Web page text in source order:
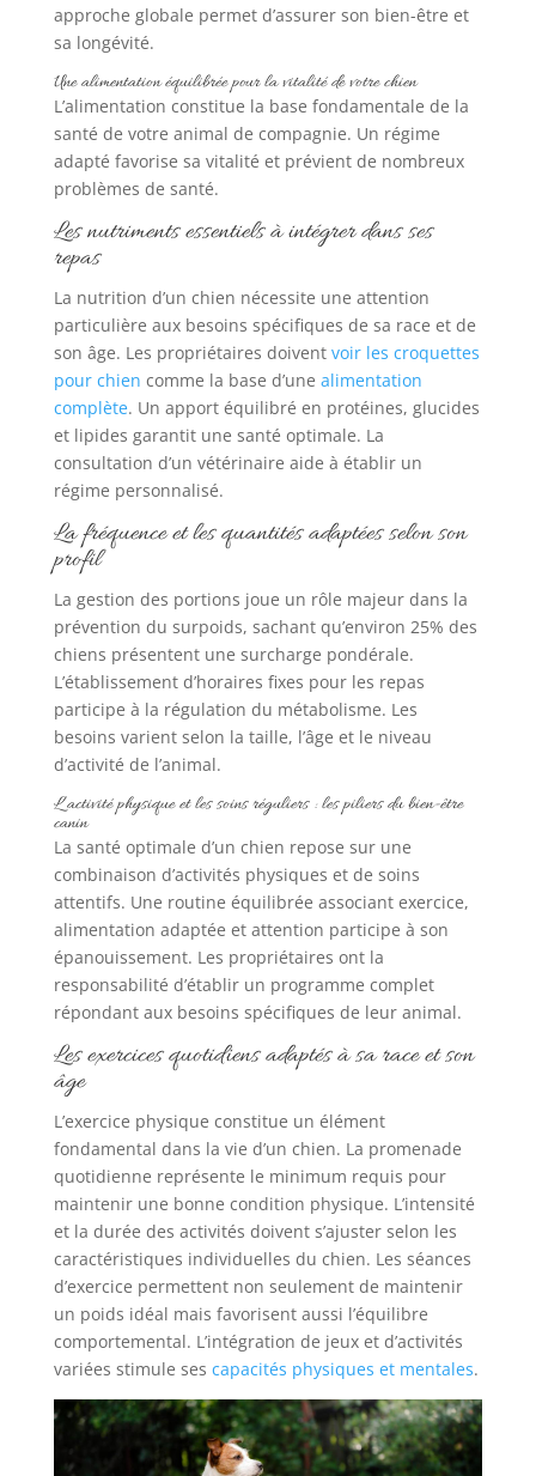
approche globale permet d’assurer son bien-être et
sa longévité.
Une alimentation équilibrée pour la vitalité de votre chien
L’alimentation constitue la base fondamentale de la
santé de votre animal de compagnie. Un régime
adapté favorise sa vitalité et prévient de nombreux
problèmes de santé.
Les nutriments essentiels à intégrer dans ses
repas
La nutrition d’un chien nécessite une attention
particulière aux besoins spécifiques de sa race et de
son âge. Les propriétaires doivent voir les croquettes
pour chien comme la base d’une alimentation
complète. Un apport équilibré en protéines, glucides
et lipides garantit une santé optimale. La
consultation d’un vétérinaire aide à établir un
régime personnalisé.
La fréquence et les quantités adaptées selon son
profil
La gestion des portions joue un rôle majeur dans la
prévention du surpoids, sachant qu’environ 25% des
chiens présentent une surcharge pondérale.
L’établissement d’horaires fixes pour les repas
participe à la régulation du métabolisme. Les
besoins varient selon la taille, l’âge et le niveau
d’activité de l’animal.
L’activité physique et les soins réguliers : les piliers du bien-être
canin
La santé optimale d’un chien repose sur une
combinaison d’activités physiques et de soins
attentifs. Une routine équilibrée associant exercice,
alimentation adaptée et attention participe à son
épanouissement. Les propriétaires ont la
responsabilité d’établir un programme complet
répondant aux besoins spécifiques de leur animal.
Les exercices quotidiens adaptés à sa race et son
âge
L’exercice physique constitue un élément
fondamental dans la vie d’un chien. La promenade
quotidienne représente le minimum requis pour
maintenir une bonne condition physique. L’intensité
et la durée des activités doivent s’ajuster selon les
caractéristiques individuelles du chien. Les séances
d’exercice permettent non seulement de maintenir
un poids idéal mais favorisent aussi l’équilibre
comportemental. L’intégration de jeux et d’activités
variées stimule ses capacités physiques et mentales.